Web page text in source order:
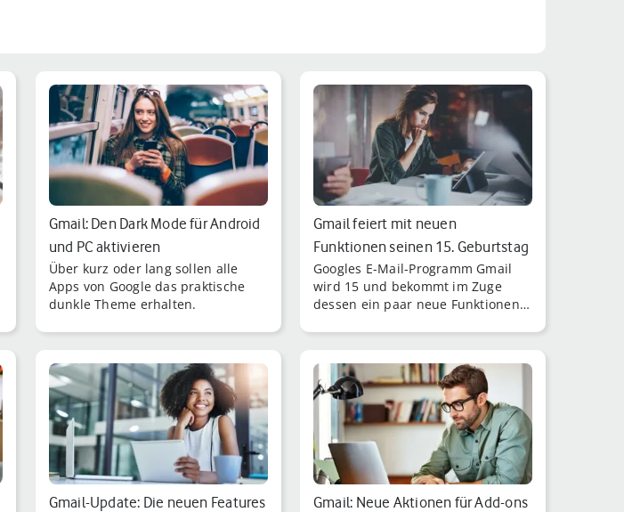
Gmail: Den Dark Mode für Android
und PC aktivieren
Über kurz oder lang sollen alle
Apps von Google das praktische
dunkle Theme erhalten.
Gmail feiert mit neuen
Funktionen seinen 15. Geburtstag
Googles E-Mail-Programm Gmail
wird 15 und bekommt im Zuge
dessen ein paar neue Funktionen
Gmail-Update: Die neuen Features
Gmail: Neue Aktionen für Add-ons